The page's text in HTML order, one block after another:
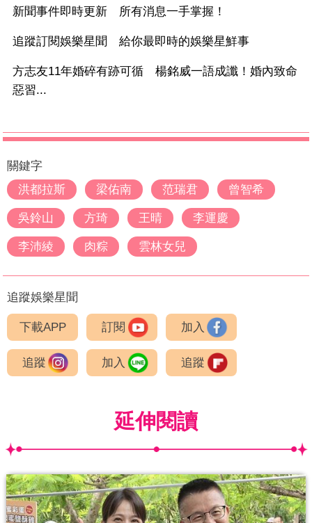
新聞事件即時更新 所有消息一手掌握！
追蹤訂閱娛樂星聞 給你最即時的娛樂星鮮事
方志友11年婚碎有跡可循 楊銘威一語成讖！婚內致命
惡習...
關鍵字
洪都拉斯
梁佑南 范瑞君 曾智希
吳鈴山 方琦 王晴 李運慶
李沛綾 肉粽 雲林女兒
追蹤娛樂星聞
下載APP 訂閱 加入
追蹤 加入 追蹤
延伸閱讀